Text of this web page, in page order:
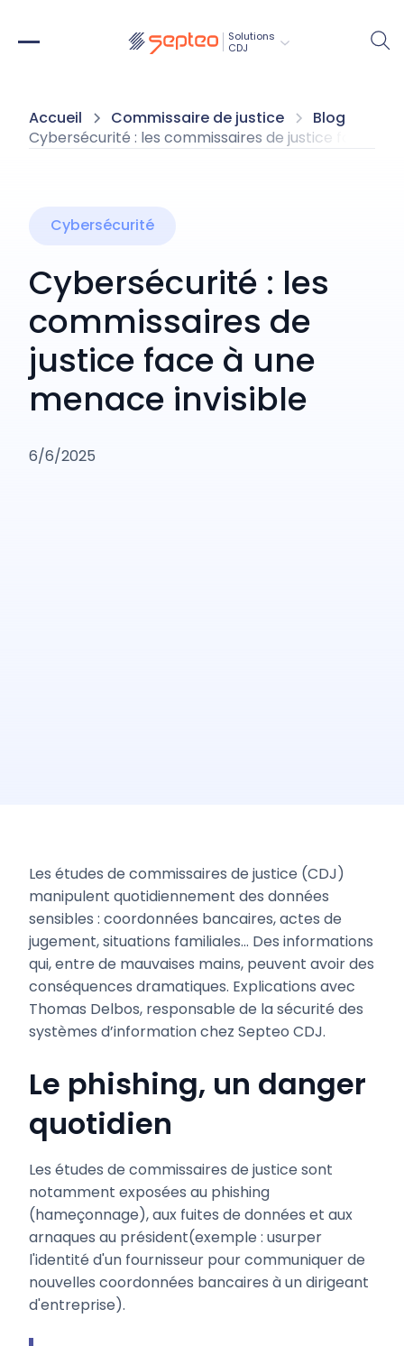
Solutions
CDJ
Accueil Commissaire de justice
Blog
Cybersécurité : les commissaires de justice face à
Cybersécurité
Cybersécurité : les
commissaires de
justice face à une
menace invisible
6/6/2025
Les études de commissaires de justice (CDJ)
manipulent quotidiennement des données
sensibles : coordonnées bancaires, actes de
jugement, situations familiales… Des informations
qui, entre de mauvaises mains, peuvent avoir des
conséquences dramatiques. Explications avec
Thomas Delbos, responsable de la sécurité des
systèmes d’information chez Septeo CDJ.
Le phishing, un danger
quotidien
Les études de commissaires de justice sont
notamment exposées au phishing
(hameçonnage), aux fuites de données et aux
arnaques au président(exemple : usurper
l'identité d'un fournisseur pour communiquer de
nouvelles coordonnées bancaires à un dirigeant
d'entreprise).